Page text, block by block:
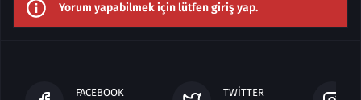
Yorum yapabilmek için lütfen giriş yap.
FACEBOOK TWITTER